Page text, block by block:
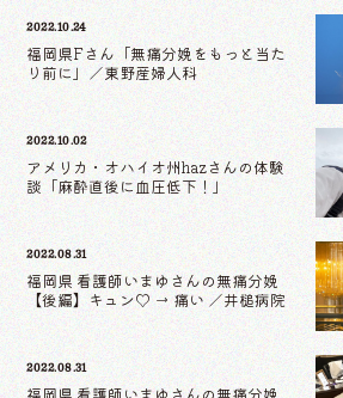
2022.10.24
福岡県Fさん「無痛分娩をもっと当た
り前に」／東野産婦人科
2022.10.02
アメリカ・オハイオ州hazさんの体験
談「麻酔直後に血圧低下！」
2022.08.31
福岡県 看護師いまゆさんの無痛分娩
【後編】キュン♡ → 痛い ／井槌病院
2022.08.31